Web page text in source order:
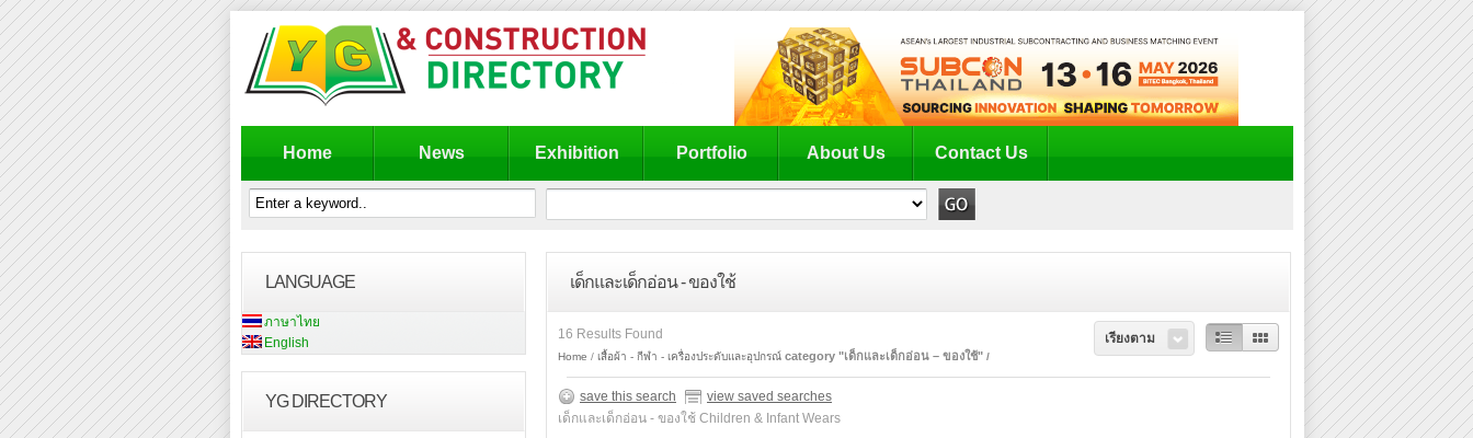
Home News Exhibition Portfolio About Us Contact Us
LANGUAGE
ภาษาไทย
English
YG DIRECTORY
เด็กและเด็กอ่อน - ของใช้
16 Results Found
Home เสื้อผ้า - กีฬา - เครื่องประดับและอุปกรณ์ category "เด็กและเด็กอ่อน – ของใช้"
เรียงตาม
save this search
view saved searches
เด็กและเด็กอ่อน - ของใช้ Children & Infant Wears